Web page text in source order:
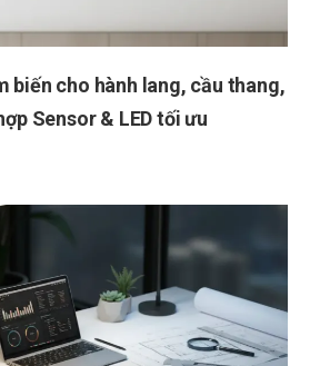
biến cho hành lang, cầu thang,
Sensor & LED tối ưu